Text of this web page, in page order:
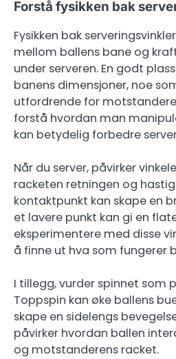
Forstå fysikken bak
Fysikken bak
mellom ballens bane og
under serveren. En godt
banens dimensjoner, noe
utfordrende for
forstå hvordan man
kan betydelig forbedre
Når du server, påvirker
racketen retningen og
kontaktpunkt kan skape en
et lavere punkt kan gi en
eksperimentere med disse
å finne ut hva som fungerer
I tillegg, vurder spinnet som
Toppspin kan øke ballens
skape en sidelengs
påvirker hvordan ballen
og motstanderens racket.